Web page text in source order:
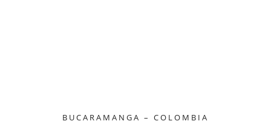
BUCARAMANGA – COLOMBIA